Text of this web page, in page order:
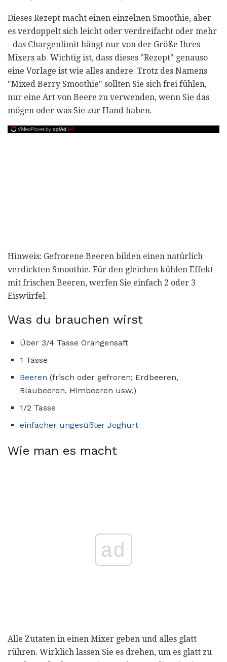
Dieses Rezept macht einen einzelnen Smoothie, aber
es verdoppelt sich leicht oder verdreifacht oder mehr
- das Chargenlimit hängt nur von der Größe Ihres
Mixers ab. Wichtig ist, dass dieses "Rezept" genauso
eine Vorlage ist wie alles andere. Trotz des Namens
"Mixed Berry Smoothie" sollten Sie sich frei fühlen,
nur eine Art von Beere zu verwenden, wenn Sie das
mögen oder was Sie zur Hand haben.
Hinweis: Gefrorene Beeren bilden einen natürlich
verdickten Smoothie. Für den gleichen kühlen Effekt
mit frischen Beeren, werfen Sie einfach 2 oder 3
Eiswürfel.
Was du brauchen wirst
Über 3/4 Tasse Orangensaft
1 Tasse
Beeren (frisch oder gefroren; Erdbeeren,
Blaubeeren, Himbeeren usw.)
1/2 Tasse
einfacher ungesüßter Joghurt
Wie man es macht
ad
Alle Zutaten in einen Mixer geben und alles glatt
rühren. Wirklich lassen Sie es drehen, um es glatt zu